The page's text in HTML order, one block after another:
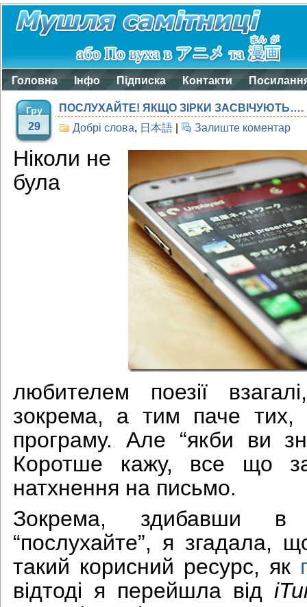
Головна Інфо Підписка Контакти
Гру
29
ПОСЛУХАЙТЕ! ЯКЩО ЗІРКИ ЗАСВІЧУЮТЬ….
Добрі слова, 日本語 Залиште коментар
Ніколи не
була
любителем поезії
зокрема, а тим паче
програму. Але “якби ви
Коротше кажу, все що
натхнення на письмо.
Зокрема, здибавши
“послухайте”, я згадала,
такий корисний ресурс, як
відтоді я перейшла від